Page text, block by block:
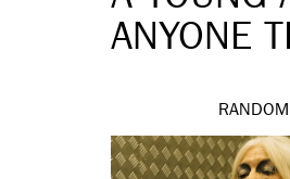
ANYONE
RANDOM